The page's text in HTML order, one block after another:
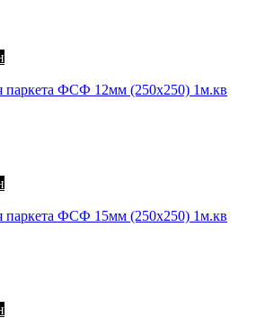
паркета ФСФ 12мм (250х250) 1м.кв
паркета ФСФ 15мм (250х250) 1м.кв